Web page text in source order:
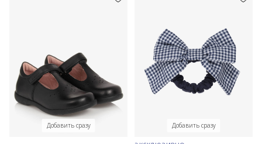
Добавить сразу Добавить сразу